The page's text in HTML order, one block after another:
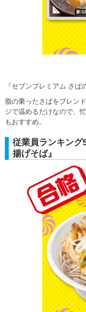
『セブンプレミアム さば
脂の乗ったさばをブレン
ジで温めるだけなので、
もおすすめ。
従業員ランキング
揚げそば』